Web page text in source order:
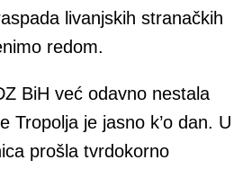
livanjskih stranačkih
redom.
BiH već odavno nestala
Tropolja je jasno k’o dan. U
prošla tvrdokorno